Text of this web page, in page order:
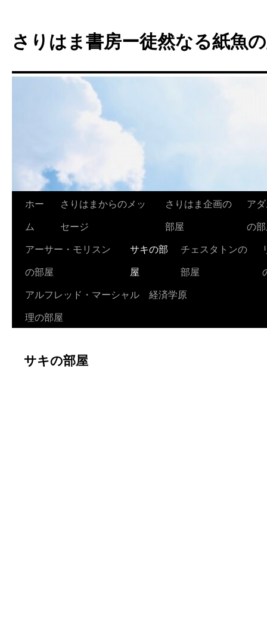
テ
ン
へ
さりはま書房ー徒然なる紙魚
ホー
ム
さりはまからのメッ
セージ
さりはま企画の
部屋
ア
の
アーサー・モリスン
の部屋
サキの部
屋
チェスタトンの
部屋
アルフレッド・マーシャル 経済学原
理の部屋
サキの部屋